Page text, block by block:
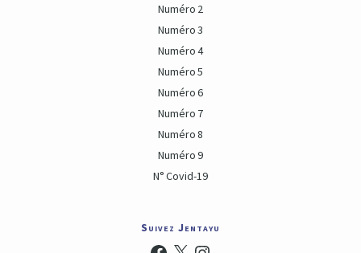
Numéro 2
Numéro 3
Numéro 4
Numéro 5
Numéro 6
Numéro 7
Numéro 8
Numéro 9
N° Covid-19
Suivez Jentayu